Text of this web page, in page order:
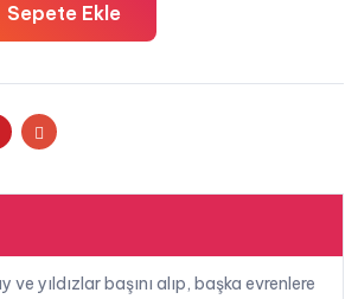
Sepete Ekle
PinterestE-
ve yıldızlar başını alıp, başka evrenlere